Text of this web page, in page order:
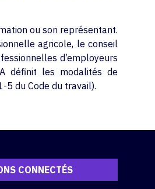
ou son représentant.
agricole, le conseil
d’employeurs
définit les modalités de
5 du Code du travail).
CONNECTÉS